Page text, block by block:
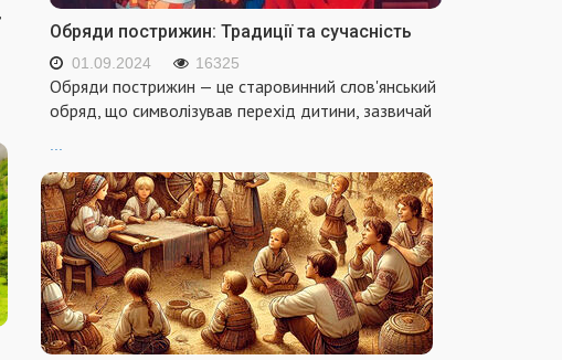
Обряди пострижин: Традиції та сучасність
01.09.2024 16325
Обряди пострижин — це старовинний слов'янський
обряд, що символізував перехід дитини, зазвичай
...